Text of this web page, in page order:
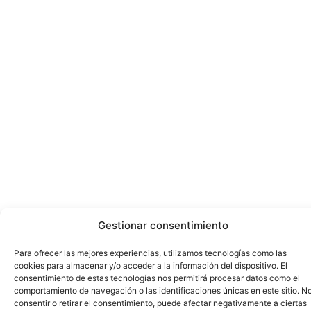
Gestionar consentimiento
Para ofrecer las mejores experiencias, utilizamos tecnologías como las
cookies para almacenar y/o acceder a la información del dispositivo. El
consentimiento de estas tecnologías nos permitirá procesar datos como el
comportamiento de navegación o las identificaciones únicas en este sitio.
consentir o retirar el consentimiento, puede afectar negativamente a ciertas